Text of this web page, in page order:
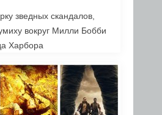
зведных скандалов,
вокруг Милли Бобби
Харбора